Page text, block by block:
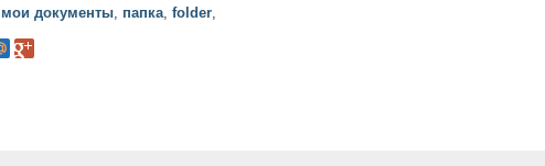
мои документы, папка, folder,